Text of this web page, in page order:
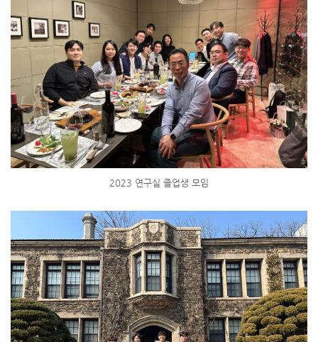
2023 연구실 졸업생 모임